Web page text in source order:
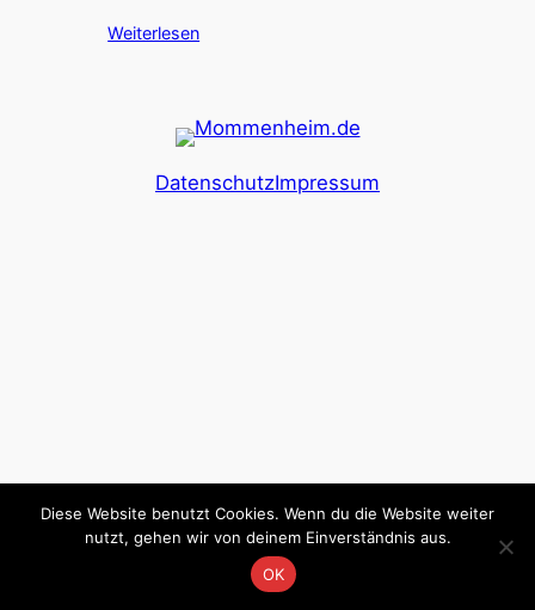
Weiterlesen
DatenschutzImpressum
Diese Website benutzt Cookies. Wenn du die Website weiter
nutzt, gehen wir von deinem Einverständnis aus.
OK